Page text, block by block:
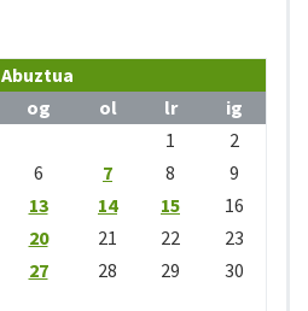
Abuztua
og ol lr
ig
1
2
6 7 8
9
13 14 15
16
20 21 22
23
27 28 29
30